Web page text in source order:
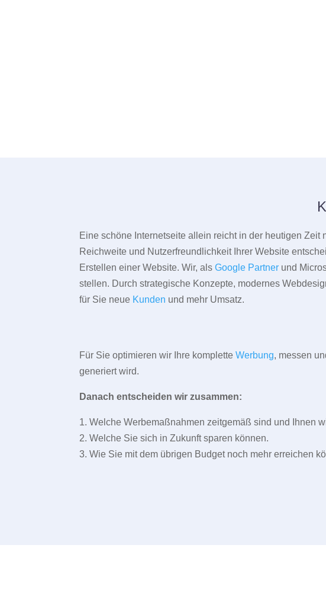
Eine schöne Internetseite allein reicht in der heutigen Zeit
Reichweite und Nutzerfreundlichkeit Ihrer Website
Erstellen einer Website. Wir, alsGoogle Partner und
stellen. Durch strategische Konzepte, modernes
für Sie neue Kunden und mehr Umsatz.
Für Sie optimieren wir Ihre kompletteWerbung, messen
generiert wird.
Danach entscheiden wir zusammen:
1. Welche Werbemaßnahmen zeitgemäß sind und Ihnen
2. Welche Sie sich in Zukunft sparen können.
3. Wie Sie mit dem übrigen Budget noch mehr erreichen